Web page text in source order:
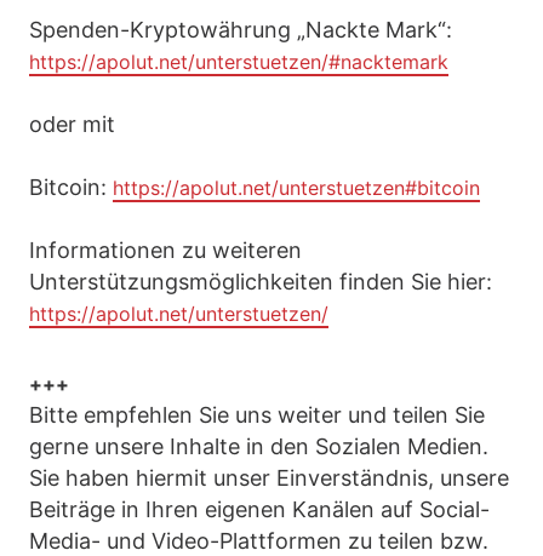
Spenden-Kryptowährung „Nackte Mark“:
https://apolut.net/unterstuetzen/#nacktemark
oder mit
Bitcoin: https://apolut.net/unterstuetzen#bitcoin
Informationen zu weiteren
Unterstützungsmöglichkeiten finden Sie hier:
https://apolut.net/unterstuetzen/
+++
Bitte empfehlen Sie uns weiter und teilen Sie
gerne unsere Inhalte in den Sozialen Medien.
Sie haben hiermit unser Einverständnis, unsere
Beiträge in Ihren eigenen Kanälen auf Social-
Media- und Video-Plattformen zu teilen bzw.